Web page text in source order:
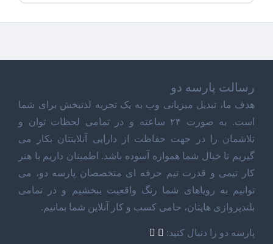
رسالت پارسه دو
هدف ما، تبدیل میزبانی وب به یک تجربه لذتبخش برای شما
است. به صورت ۲۴ ساعته و در تمامی لحظات توان و
تلاشمان را در جهت حفاظت از دارایی آنلاینتان بکار می
گیریم تا خیال شما همواره آسوده باشد. اطمینان داریم با هنر
کار تیمی و قدرت تیم حرفه ای متخصصان پارسه دو، می
توانیم به رویاهای شما رنگ واقعیت ببخشیم و در تمامی
بلندپروازی هایتان، حامی کسب و کار آنلاین شما بمانیم.
پارسه دو را دنبال کنید: